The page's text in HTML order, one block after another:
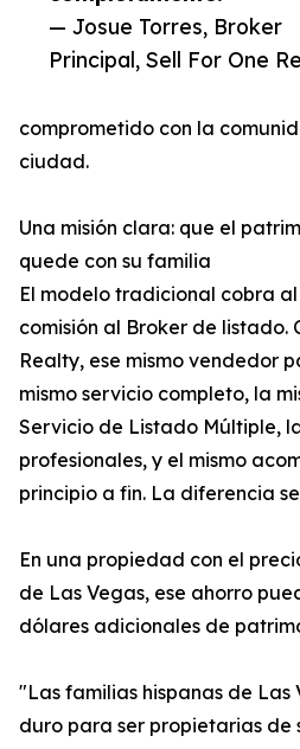
— Josue Torres, Broker
Principal, Sell For One
comprometido con la
ciudad.
Una misión clara: que el
quede con su familia
El modelo tradicional cobra
comisión al Broker de listado.
Realty, ese mismo vendedor
mismo servicio completo, la
Servicio de Listado Múltiple,
profesionales, y el mismo
principio a fin. La diferencia
En una propiedad con el
de Las Vegas, ese ahorro
dólares adicionales de
"Las familias hispanas de
duro para ser propietarias de